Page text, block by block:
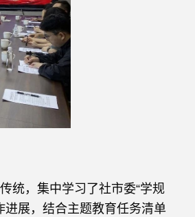
统，集中学习了社市委“学规
展，结合主题教育任务清单